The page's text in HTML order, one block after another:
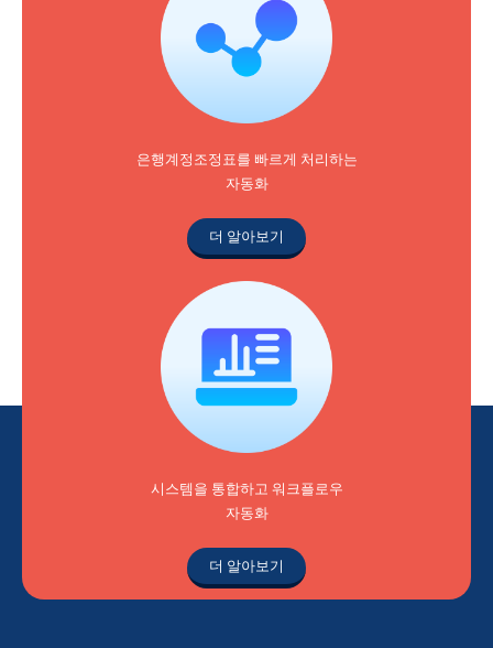
은행계정조정표를 빠르게 처리하는
자동화
더 알아보기
시스템을 통합하고 워크플로우
자동화
더 알아보기